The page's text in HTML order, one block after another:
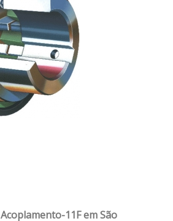
Acoplamento-11F em São